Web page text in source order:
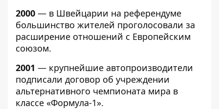
2000 — в Швейцарии на референдуме
большинство жителей проголосовали за
расширение отношений с Европейским
союзом.
2001 — крупнейшие автопроизводители
подписали договор об учреждении
альтернативного чемпионата мира в
классе «Формула-1».